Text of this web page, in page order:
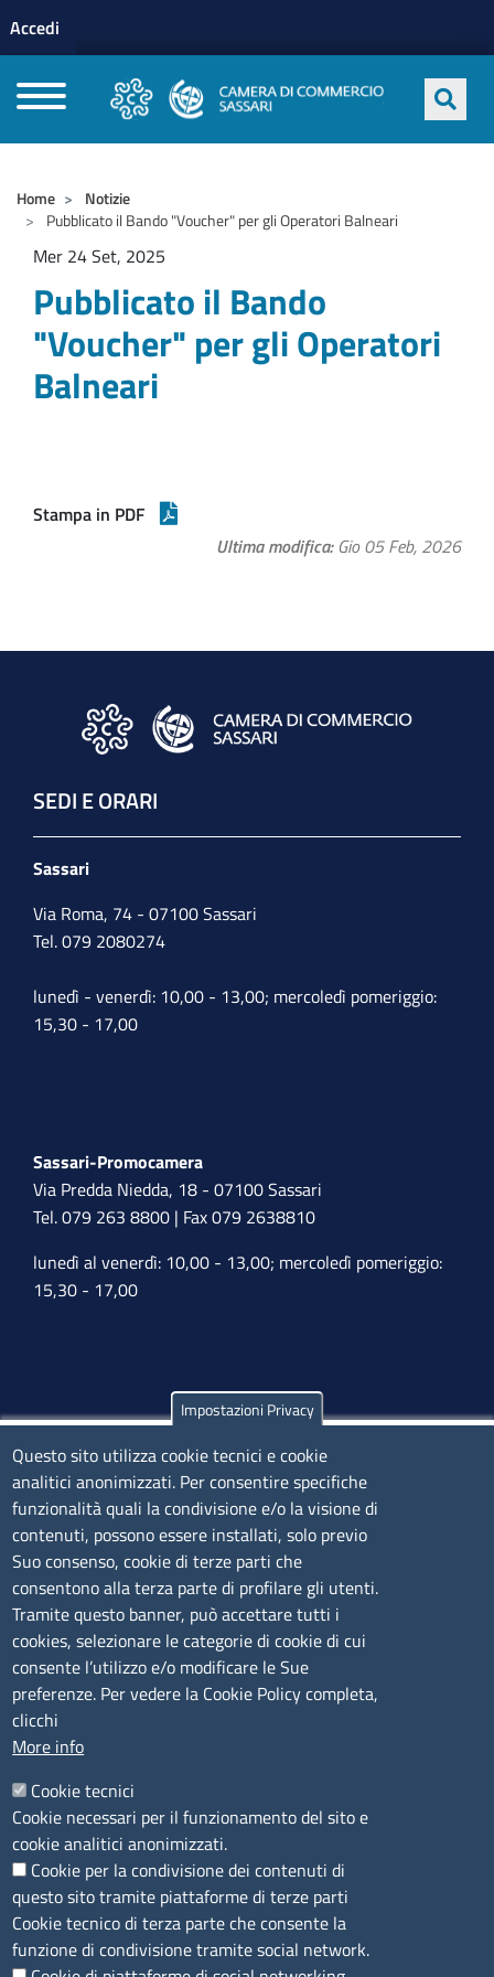
profilo utente
Accedi
Home
Notizie
Pubblicato il Bando "Voucher" per gli Operatori Balneari
Mer 24 Set, 2025
Pubblicato il Bando
"Voucher" per gli Operatori
Balneari
Stampa in PDF
Ultima modifica Gio 05 Feb, 2026
SEDI E ORARI
Sassari
Via Roma, 74 - 07100 Sassari
Tel. 079 2080274
lunedì - venerdì: 10,00 - 13,00; mercoledì pomeriggio:
15,30 - 17,00
Sassari-Promocamera
Via Predda Niedda, 18 - 07100 Sassari
Tel. 079 263 8800 | Fax 079 2638810
lunedì al venerdì: 10,00 - 13,00; mercoledì pomeriggio:
15,30 - 17,00
Olbia
Via Nanni 43 - 07026 Olbia
Tel. 0789 66122 | 0789 69580
mail:ufficio.olbia@ss.camcom.it
lunedì al venerdì: 9,00 - 12,00; lunedì pomeriggio: 16,00
- 17,00
CONTATTI
Camera di Commercio, Industria, Artigianato e
Agricoltura di Sassari
P.IVA01047570906
Codice Fiscale 80000930901
Codice Univoco per le fatture elettroniche
LINK UTILI
Impostazioni Privacy
Questo sito utilizza cookie tecnici e cookie
analitici anonimizzati. Per consentire specifiche
funzionalità quali la condivisione e/o la visione di
contenuti, possono essere installati, solo previo
Suo consenso, cookie di terze parti che
consentono alla terza parte di profilare gli utenti.
Tramite questo banner, può accettare tutti i
cookies, selezionare le categorie di cookie di cui
consente l’utilizzo e/o modificare le Sue
preferenze. Per vedere la Cookie Policy completa,
clicchi
More info
Cookie tecnici
Cookie necessari per il funzionamento del sito e
cookie analitici anonimizzati.
Cookie per la condivisione dei contenuti di
questo sito tramite piattaforme di terze parti
Cookie tecnico di terza parte che consente la
funzione di condivisione tramite social network.